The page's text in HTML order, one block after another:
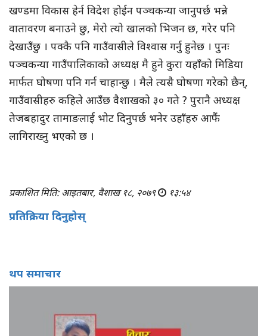
खण्डमा विकास हेर्न विदेश होईन पञ्चकन्या जानुपर्छ भन्ने
वातावरण बनाउने छु, मेरो त्यो खालको भिजन छ, गरेर पनि
देखाउँछु । पक्कै पनि गाउँवासीले विश्वास गर्नु हुनेछ । पुनः
पञ्चकन्या गाउँपालिकाको अध्यक्ष मै हुने कुरा यहाँको मिडिया
मार्फत घोषणा पनि गर्न चाहान्छु । मैले त्यसै घोषणा गरेको छैन्,
गाउँवासीहरु कहिले आउँछ वैशाखको ३० गते ? पुरानै अध्यक्ष
तेजबहादुर तामाङलाई भोट दिनुपर्छ भनेर उहाँहरु आफैं
लागिराख्नु भएको छ ।
प्रकाशित मिति: आइतबार, वैशाख १८, २०७९ १३:५४
प्रतिक्रिया दिनुहोस्
थप समाचार